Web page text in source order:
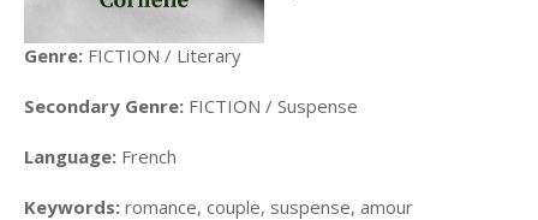
Genre: FICTION / Literary
Secondary Genre: FICTION / Suspense
Language: French
Keywords: romance, couple, suspense, amour